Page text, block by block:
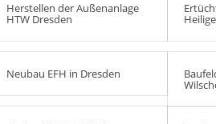
Herstellen der Außenanlage
HTW Dresden
Neubau EFH in Dresden